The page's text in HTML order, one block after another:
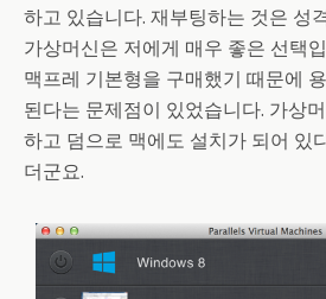
하고 있습니다. 재부팅하는 것은 성
가상머신은 저에게 매우 좋은 선택
맥프레 기본형을 구매했기 때문에
된다는 문제점이 있었습니다. 가상
하고 덤으로 맥에도 설치가 되어 있
더군요.